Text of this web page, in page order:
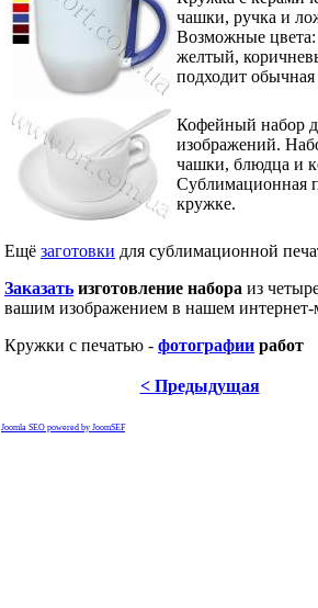
чашки, ручка и
Возможные
желтый,
подходит
Кофейный набор
изображений.
чашки, блюдца и
Сублимационная
кружке.
Ещё заготовки для сублимационной
Заказать изготовление набора из
вашим изображением в нашем интернет-
Кружки с печатью - фотографии работ
< Предыдущая
Joomla SEO powered by JoomSEF